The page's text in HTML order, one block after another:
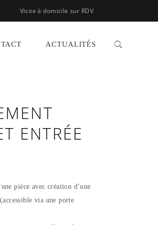
Visite à domicile sur RDV
ACTUALITÉS
ENTRÉE
pièce avec création d’une
via une porte